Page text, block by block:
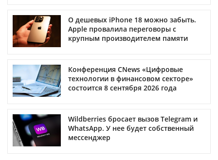
О дешевых iPhone 18 можно забыть.
Apple провалила переговоры с
крупным производителем памяти
Конференция CNews «Цифровые
технологии в финансовом секторе»
состоится 8 сентября 2026 года
Wildberries бросает вызов Telegram и
WhatsApp. У нее будет собственный
мессенджер